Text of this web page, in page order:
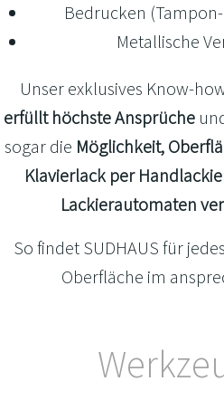
Bedrucken
Metallische
Unser exklusives Know-
erfüllt höchste Ansprüche
sogar die Möglichkeit,
Klavierlack per
Lackierautomaten
So findet SUDHAUS für
Oberfläche im